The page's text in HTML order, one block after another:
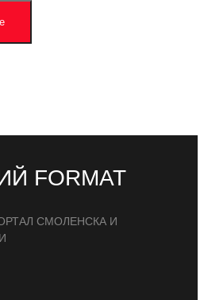
FORMAT
СМОЛЕНСКА И